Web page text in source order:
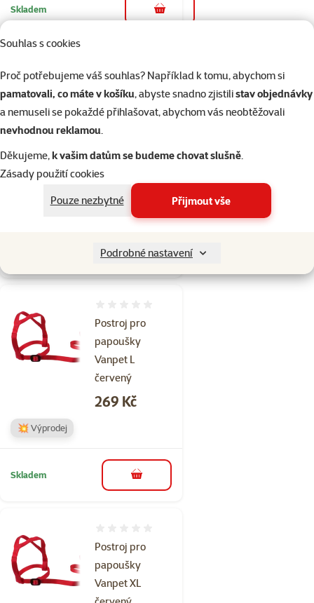
Souhlas s cookies
Proč potřebujeme váš souhlas? Například k tomu, abychom si
pamatovali, co máte v košíku, abyste snadno zjistilistav objednávky
a nemuseli se pokaždé přihlašovat, abychom vás neobtěžovali
nevhodnou reklamou.
Děkujeme,k vašim datům se budeme chovat slušně.
Zásady použití cookies
Pouze nezbytné
Přijmout vše
Podrobné nastavení
Skladem do košíku
Krabice
přenosná
BEAPHAR Care+
M pro hlodavce
a ptáky
Cena
79 Kč
značka
do košíku
Postroj pro
papoušky
Vanpet L
červený
Cena
269 Kč
💥 Výprodej
Skladem do košíku
Postroj pro
papoušky
Vanpet XL